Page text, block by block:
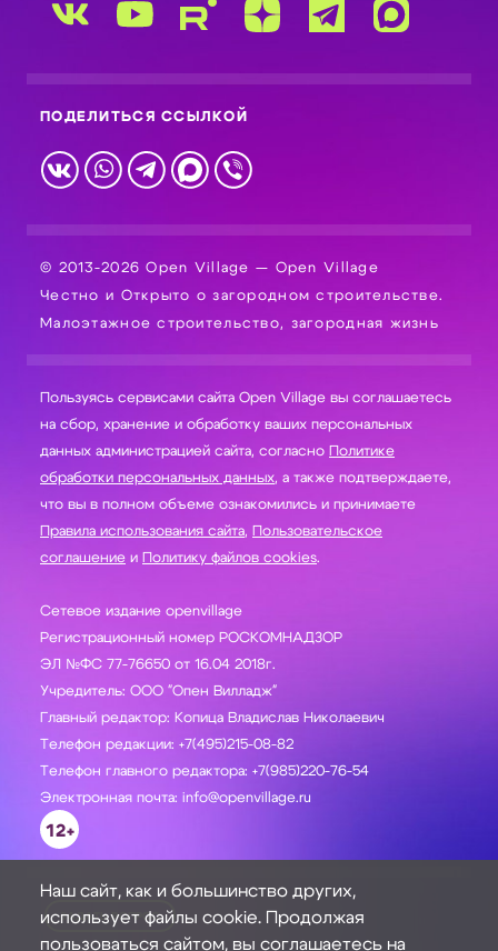
ПОДЕЛИТЬСЯ ССЫЛКОЙ
© 2013-2026 Open Village — Open Village
Честно и Открыто о загородном строительстве.
Малоэтажное строительство, загородная жизнь
Пользуясь сервисами сайта Open Village вы соглашаетесь
на сбор, хранение и обработку ваших персональных
данных администрацией сайта, согласно Политике
обработки персональных данных, а также подтверждаете,
что вы в полном объеме ознакомились и принимаете
Правила использования сайта, Пользовательское
соглашение и Политику файлов cookies.
Сетевое издание openvillage
Регистрационный номер РОСКОМНАДЗОР
ЭЛ №ФС 77-76650 от 16.04 2018г.
Учредитель: ООО "Опен Вилладж"
Главный редактор: Копица Владислав Николаевич
Телефон редакции: +7(495)215-08-82
Телефон главного редактора: +7(985)220-76-54
Электронная почта: info@openvillage.ru
12+
ЗАДАТЬ ВОПРОС
Наш сайт, как и большинство других,
использует файлы cookie. Продолжая
пользоваться сайтом, вы соглашаетесь на